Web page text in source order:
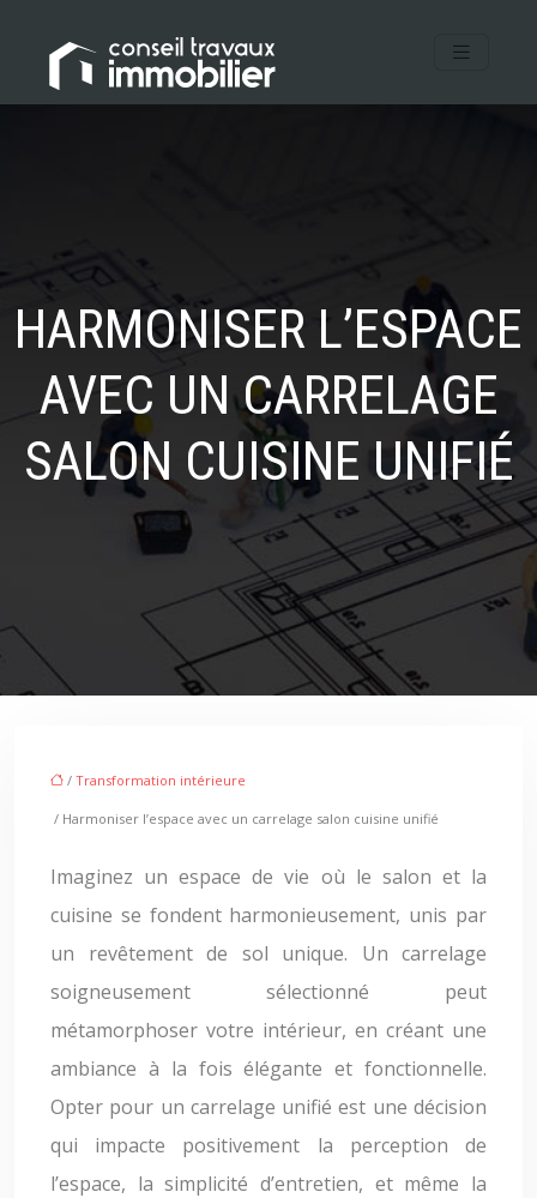
HARMONISER L’ESPACE
AVEC UN CARRELAGE
SALON CUISINE UNIFIÉ
/ Transformation intérieure
/ Harmoniser l’espace avec un carrelage salon cuisine unifié
Imaginez un espace de vie où le salon et la
cuisine se fondent harmonieusement, unis par
un revêtement de sol unique. Un carrelage
soigneusement sélectionné peut
métamorphoser votre intérieur, en créant une
ambiance à la fois élégante et fonctionnelle.
Opter pour un carrelage unifié est une décision
qui impacte positivement la perception de
l’espace, la simplicité d’entretien, et même la